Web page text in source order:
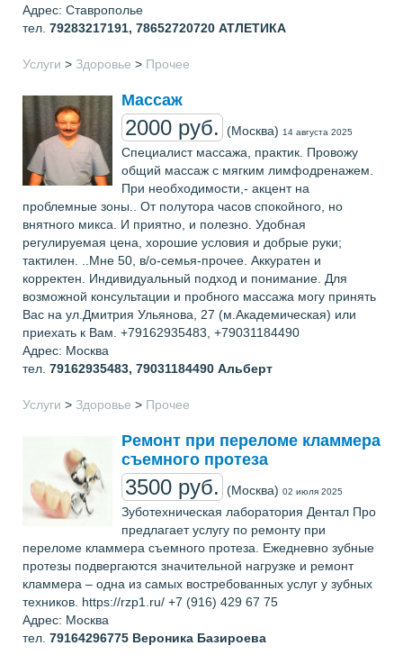
Адрес: Ставрополье
тел. 79283217191, 78652720720 АТЛЕТИКА
Услуги > Здоровье > Прочее
Массаж
2000 руб. (Москва) 14 августа 2025
Специалист массажа, практик. Провожу
общий массаж с мягким лимфодренажем.
При необходимости,- акцент на
проблемные зоны.. От полутора часов спокойного, но
внятного микса. И приятно, и полезно. Удобная
регулируемая цена, хорошие условия и добрые руки;
тактилен. ..Мне 50, в/о-семья-прочее. Аккуратен и
корректен. Индивидуальный подход и понимание. Для
возможной консультации и пробного массажа могу принять
Вас на ул.Дмитрия Ульянова, 27 (м.Академическая) или
приехать к Вам. +79162935483, +79031184490
Адрес: Москва
тел. 79162935483, 79031184490 Альберт
Услуги > Здоровье > Прочее
Ремонт при переломе кламмера
съемного протеза
3500 руб. (Москва) 02 июля 2025
Зуботехническая лаборатория Дентал Про
предлагает услугу по ремонту при
переломе кламмера съемного протеза. Ежедневно зубные
протезы подвергаются значительной нагрузке и ремонт
кламмера – одна из самых востребованных услуг у зубных
техников. https://rzp1.ru/ +7 (916) 429 67 75
Адрес: Москва
тел. 79164296775 Вероника Базироева